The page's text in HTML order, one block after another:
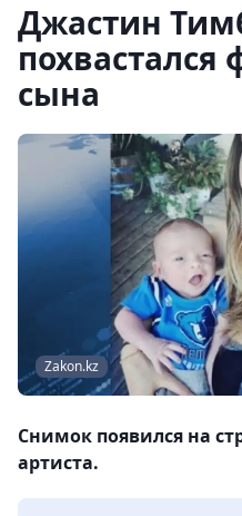
Джастин
похвастался
сына
Zakon.kz
Снимок появился на
артиста.